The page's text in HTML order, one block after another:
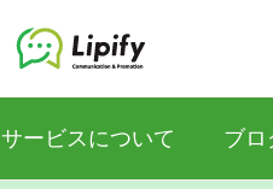
サービスについて ブロ